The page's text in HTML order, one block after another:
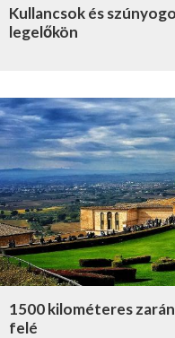
Kullancsok és
legelőkön
1500 kilométeres
felé